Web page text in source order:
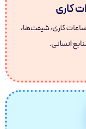
کاری
کاری، شیفت‌ها،
انسانی.